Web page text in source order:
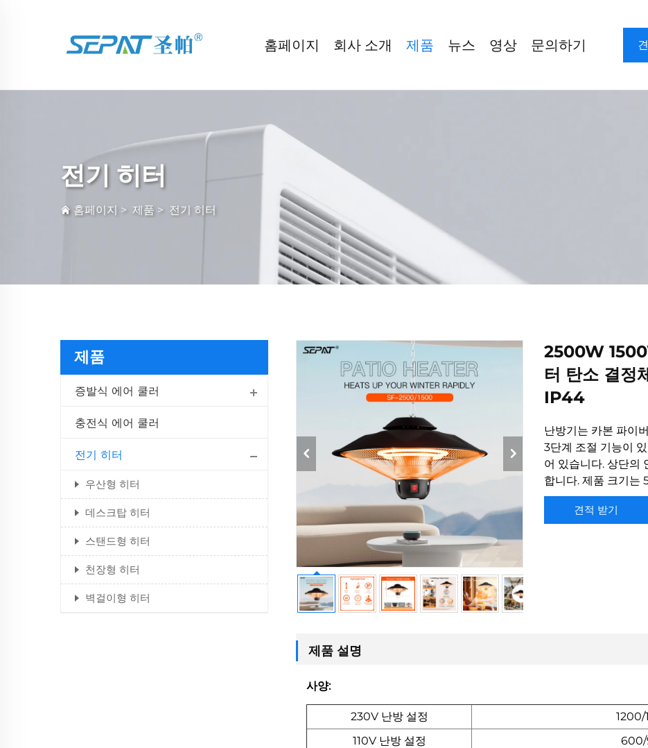
홈페이지 회사 소개 제품 뉴스 영상 문의하기
전기 히터
홈페이지 > 제품 > 전기 히터
제품
증발식 에어 쿨러
충전식 에어 쿨러
전기 히터
우산형 히터
데스크탑 히터
스탠드형 히터
천장형 히터
벽걸이형 히터
2500W
터 탄소 결정
IP44
난방기는 카본 파이
3단계 조절 기능이
어 있습니다. 상단의
합니다. 제품 크기는
견적 받기
제품 설명
사양:
230V 난방 설정
110V 난방 설정
600/